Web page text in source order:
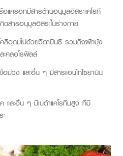
ครอทมีสารต้านอนุมูลอิสระแคโรที
สารอนุมูลอิสระในร่างกาย
คลีอุดมไปด้วยวิตามินซี รวมถึงผักบุ้ง
คลอโรฟิลล์
อม่วง และอื่น ๆ มีสารแอนโทไซยานิน
และอื่น ๆ มีเบต้าแคโรทีนสูง ที่มี